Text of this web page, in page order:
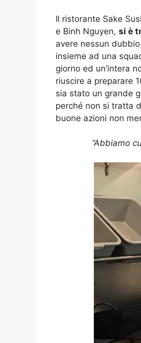
Il ristorante Sake
e Binh Nguyen, si è
avere nessun
insieme ad una
giorno ed un’intera
riuscire a preparare
sia stato un grande
perché non si tratta
buone azioni non
“Abbiamo